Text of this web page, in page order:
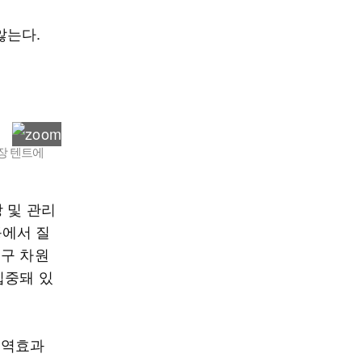
는다.
텐트에
및 관리
서 질
차원
돼 있
효과